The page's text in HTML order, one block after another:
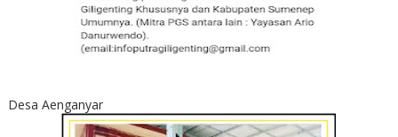
Desa Aenganyar